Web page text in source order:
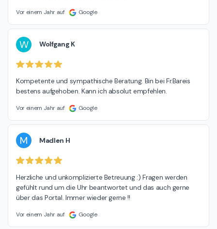
Vor einem Jahr auf Google
W Wolfgang K
Kompetente und sympathische Beratung. Bin bei Fr.Bareis
bestens aufgehoben. Kann ich absolut empfehlen.
Vor einem Jahr auf Google
M Madlen H
Herzliche und unkomplizierte Betreuung :) Fragen werden
gefühlt rund um die Uhr beantwortet und das auch gerne
über das Portal. Immer wieder gerne !!
Vor einem Jahr auf Google